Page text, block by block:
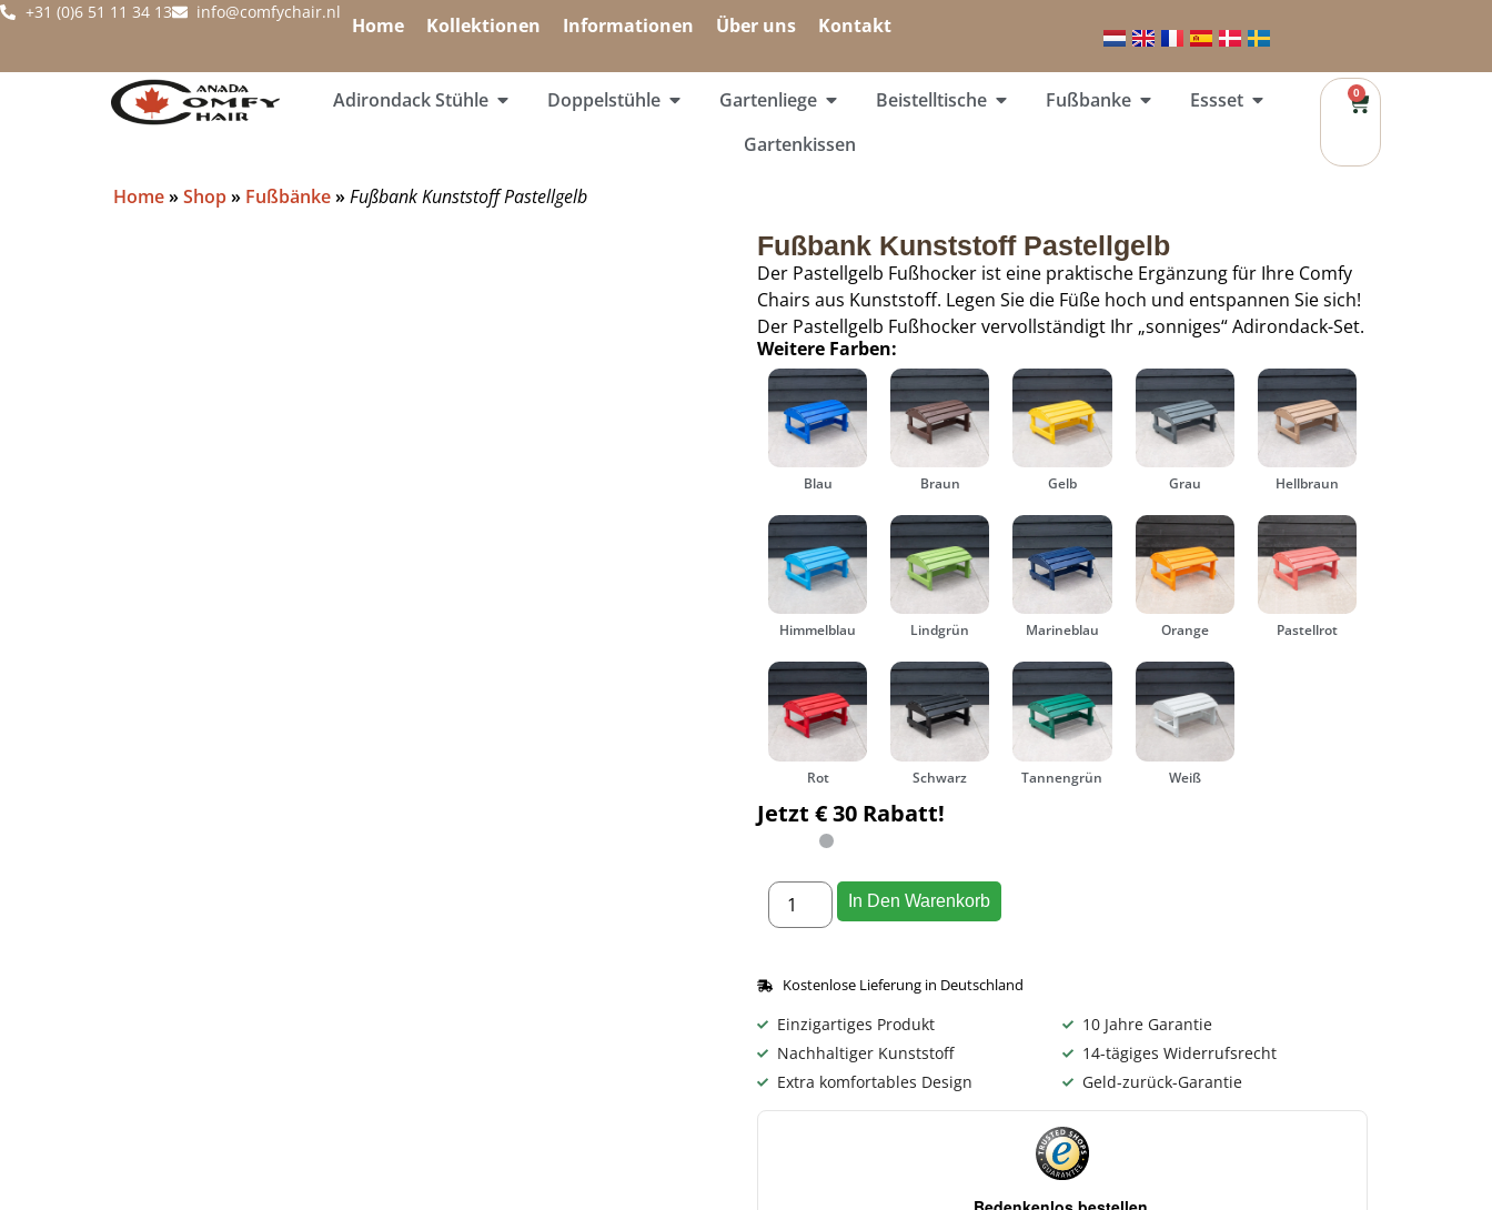
+31 (0)6 51 11 34 13 info@comfychair.nl
Home Kollektionen Informationen Über uns Kontakt
Adirondack Stühle Doppelstühle Gartenliege Beistelltische Fußbanke
Essset
Gartenkissen
0
Home»Shop» Fußbänke»Fußbank Kunststoff Pastellgelb
Fußbank Kunststoff Pastellgelb
Der Pastellgelb Fußhocker ist eine praktische Ergänzung für Ihre Comfy
Chairs aus Kunststoff. Legen Sie die Füße hoch und entspannen Sie sich!
Der Pastellgelb Fußhocker vervollständigt Ihr „sonniges“ Adirondack-Set.
Weitere Farben:
Blau Braun Gelb Grau Hellbraun
Himmelblau Lindgrün Marineblau Orange Pastellrot
Rot Schwarz Tannengrün Weiß
Jetzt € 30 Rabatt!
In Den Warenkorb
Kostenlose Lieferung in Deutschland
Einzigartiges Produkt
Nachhaltiger Kunststoff
Extra komfortables Design
10 Jahre Garantie
14-tägiges Widerrufsrecht
Geld-zurück-Garantie